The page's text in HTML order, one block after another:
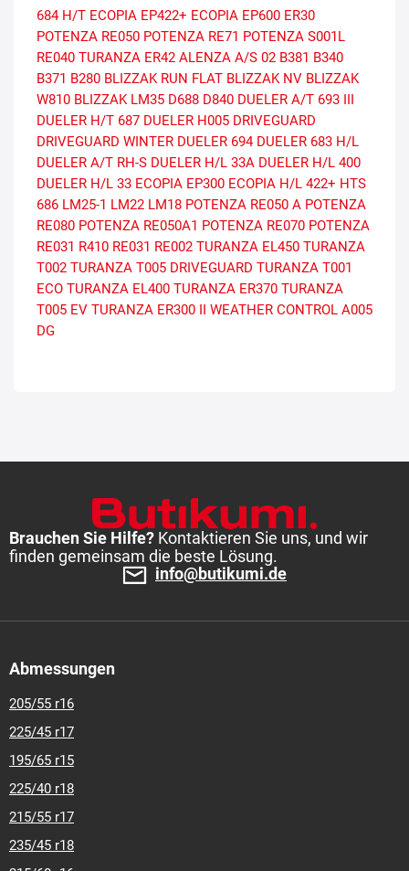
684 H/T ECOPIA EP422+ ECOPIA EP600 ER30
POTENZA RE050 POTENZA RE71 POTENZA S001L
RE040 TURANZA ER42 ALENZA A/S 02 B381 B340
B371 B280 BLIZZAK RUN FLAT BLIZZAK NV BLIZZAK
W810 BLIZZAK LM35 D688 D840 DUELER A/T 693 III
DUELER H/T 687 DUELER H005 DRIVEGUARD
DRIVEGUARD WINTER DUELER 694 DUELER 683 H/L
DUELER A/T RH-S DUELER H/L 33A DUELER H/L 400
DUELER H/L 33 ECOPIA EP300 ECOPIA H/L 422+ HTS
686 LM25-1 LM22 LM18 POTENZA RE050 A POTENZA
RE080 POTENZA RE050A1 POTENZA RE070 POTENZA
RE031 R410 RE031 RE002 TURANZA EL450 TURANZA
T002 TURANZA T005 DRIVEGUARD TURANZA T001
ECO TURANZA EL400 TURANZA ER370 TURANZA
T005 EV TURANZA ER300 II
WEATHER CONTROL A005
DG
Brauchen Sie Hilfe? Kontaktieren Sie uns, und wir
finden gemeinsam die beste Lösung.
info@butikumi.de
Abmessungen
205/55 r16
225/45 r17
195/65 r15
225/40 r18
215/55 r17
235/45 r18